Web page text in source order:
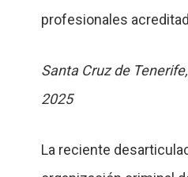
profesionales
Santa Cruz de
2025
La reciente